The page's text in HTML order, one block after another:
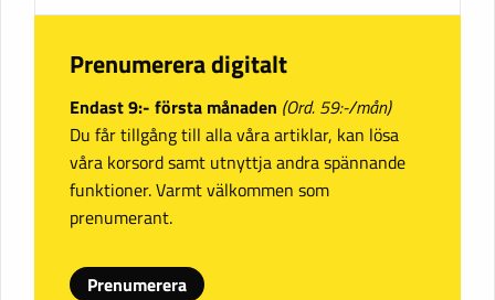
Prenumerera digitalt
Endast 9:- första månaden (Ord. 59:-/mån)
Du får tillgång till alla våra artiklar, kan lösa
våra korsord samt utnyttja andra spännande
funktioner. Varmt välkommen som
prenumerant.
Prenumerera